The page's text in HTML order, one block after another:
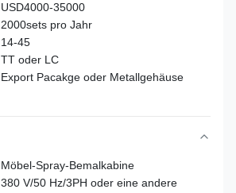
USD4000-35000
2000sets pro Jahr
14-45
TT oder LC
Export Pacakge oder Metallgehäuse
Möbel-Spray-Bemalkabine
380 V/50 Hz/3PH oder eine andere